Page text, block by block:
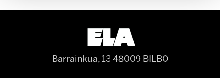
Barrainkua, 13 48009 BILBO